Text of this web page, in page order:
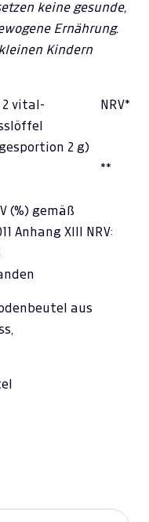
keine gesunde,
Ernährung.
Kindern
2 vital-
2 g)
NRV*
**
(%) gemäß
Anhang XIII NRV:
aus